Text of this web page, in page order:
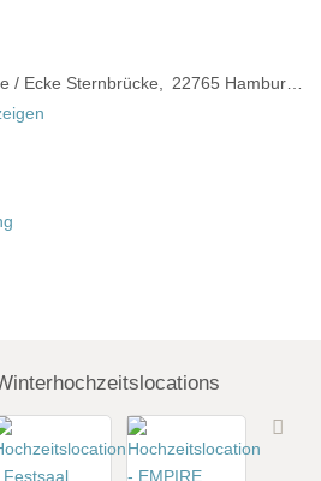
/ Ecke Sternbrücke 22765 Hamburg